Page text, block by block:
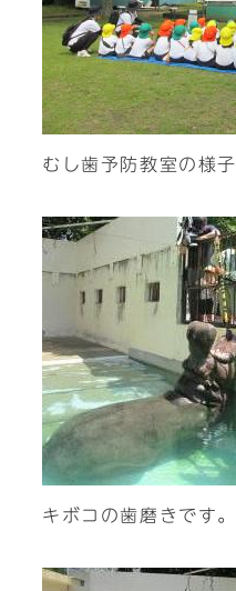
むし歯予防教室の様子
キボコの歯磨きです。